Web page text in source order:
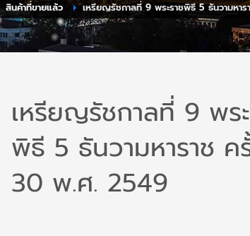
สินค้าที่ขายแล้ว เหรียญรัชกาลที่ 9 พระราชพิธี 5 ธันวามหา
เหรียญรัชกาลที่ 9 พร
พิธี 5 ธันวามหาราช ค
30 พ.ศ. 2549